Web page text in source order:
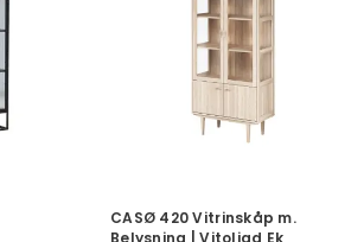
CASØ 420 Vitrinskåp m.
Belysning | Vitoljad Ek